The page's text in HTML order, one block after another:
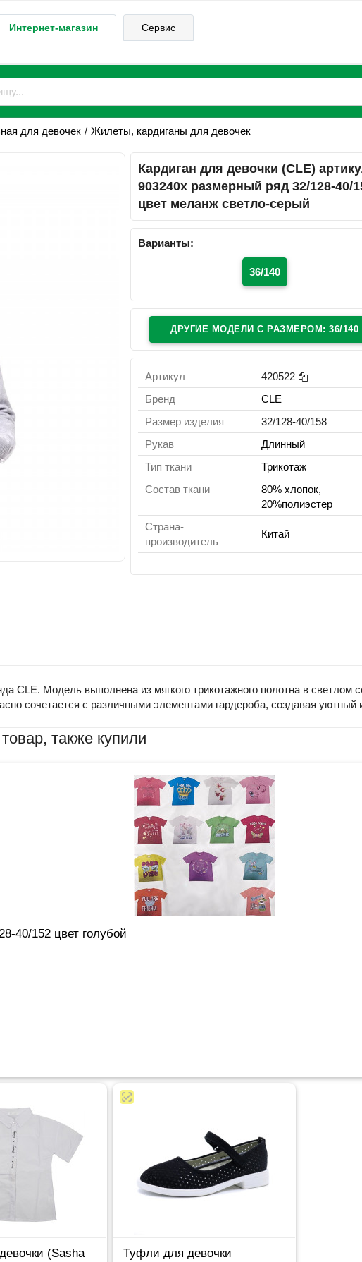
Интернет-магазин Сервис
для девочек Жилеты, кардиганы для девочек
Кардиган для девочки (CLE)
903240х размерный ряд 32/128-40/
цвет меланж светло-серый
Варианты:
36/140
ДРУГИЕ МОДЕЛИ C РАЗМЕРОМ: 36/140
Артикул
420522
Бренд
CLE
Размер изделия
32/128-40/158
Рукав
Длинный
Тип ткани
Трикотаж
Состав ткани
80% хлопок,
20%полиэстер
Страна-
производитель
Китай
CLE. Модель выполнена из мягкого трикотажного полотна в
сочетается с различными элементами гардероба, создавая
также купили
40/152 цвет голубой
(Sasha
Туфли для девочки